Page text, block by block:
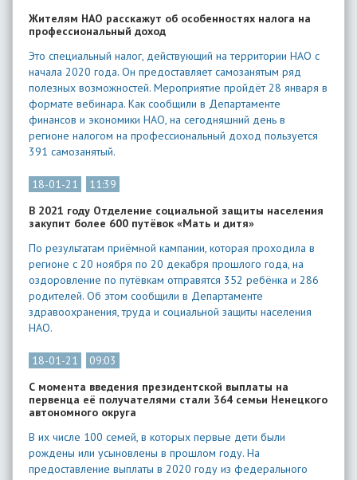
Жителям НАО расскажут об особенностях налога на
профессиональный доход
Это специальный налог, действующий на территории НАО с
начала 2020 года. Он предоставляет самозанятым ряд
полезных возможностей. Мероприятие пройдёт 28 января в
формате вебинара. Как сообщили в Департаменте
финансов и экономики НАО, на сегодняшний день в
регионе налогом на профессиональный доход пользуется
391 самозанятый.
18-01-21
11:39
В 2021 году Отделение социальной защиты населения
закупит более 600 путёвок «Мать и дитя»
По результатам приёмной кампании, которая проходила в
регионе с 20 ноября по 20 декабря прошлого года, на
оздоровление по путёвкам отправятся 352 ребёнка и 286
родителей. Об этом сообщили в Департаменте
здравоохранения, труда и социальной защиты населения
НАО.
18-01-21
09:03
С момента введения президентской выплаты на
первенца её получателями стали 364 семьи Ненецкого
автономного округа
В их числе 100 семей, в которых первые дети были
рождены или усыновлены в прошлом году. На
предоставление выплаты в 2020 году из федерального